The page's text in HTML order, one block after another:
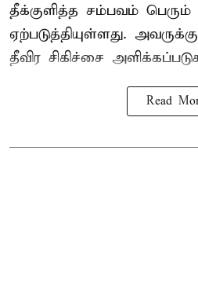
தீக்குளித்த சம்பவம் பெரும்
ஏற்படுத்தியுள்ளது.
தீவிர சிகிச்சை
Read